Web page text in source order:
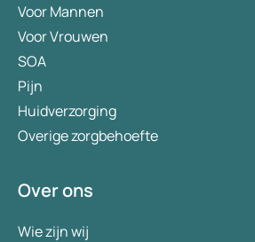
Voor Mannen
Voor Vrouwen
SOA
Pijn
Huidverzorging
Overige zorgbehoefte
Over ons
Wie zijn wij